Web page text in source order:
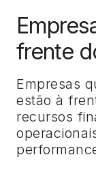
frente
Empresas
estão à
recursos